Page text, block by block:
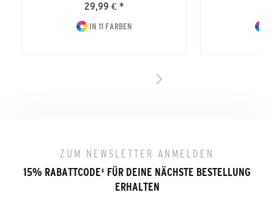
29,99 € *
IN 11 FARBEN
ZUM NEWSLETTER ANMELDEN
15% RABATTCODE¹ FÜR DEINE NÄCHSTE BESTELLUNG
ERHALTEN